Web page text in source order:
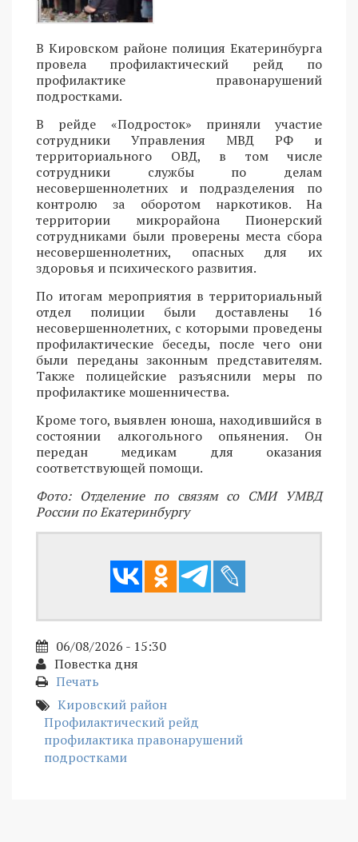
В Кировском районе полиция Екатеринбурга
провела профилактический рейд по
профилактике правонарушений
подростками.
В рейде «Подросток» приняли участие
сотрудники Управления МВД РФ и
территориального ОВД, в том числе
сотрудники службы по делам
несовершеннолетних и подразделения по
контролю за оборотом наркотиков. На
территории микрорайона Пионерский
сотрудниками были проверены места сбора
несовершеннолетних, опасных для их
здоровья и психического развития.
По итогам мероприятия в территориальный
отдел полиции были доставлены 16
несовершеннолетних, с которыми проведены
профилактические беседы, после чего они
были переданы законным представителям.
Также полицейские разъяснили меры по
профилактике мошенничества.
Кроме того, выявлен юноша, находившийся в
состоянии алкогольного опьянения. Он
передан медикам для оказания
соответствующей помощи.
Фото: Отделение по связям со СМИ УМВД
России по Екатеринбургу
06/08/2026 - 15:30
Повестка дня
Печать
Кировский район
Профилактический рейд
профилактика правонарушений
подростками